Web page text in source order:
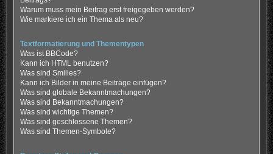
Warum muss mein Beitrag erst freigegeben werden?
Wie markiere ich ein Thema als neu?
Textformatierung und Thementypen
Was ist BBCode?
Kann ich HTML benutzen?
Was sind Smilies?
Kann ich Bilder in meine Beiträge einfügen?
Was sind globale Bekanntmachungen?
Was sind Bekanntmachungen?
Was sind wichtige Themen?
Was sind geschlossene Themen?
Was sind Themen-Symbole?